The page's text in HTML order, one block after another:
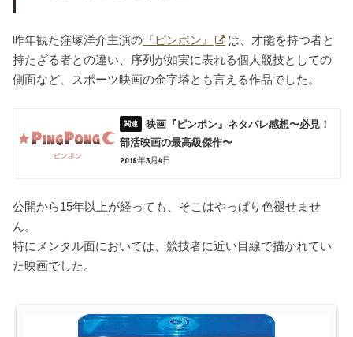
昨年観た窪塚洋介主演の 『ピンポン』
は、才能を持つ者と
持たざる者との違い、序列が如実に表れる個人競技としての
側面など、スポーツ映画の金字塔とも言える作品でした。
映画『ピンポン』ネタバレ感想〜必見！
部活映画の最高級傑作〜
2018年3月4日
公開から15年以上が経っても、そこはやっぱり色褪せませ
ん。
特にメンタル面においては、競技者に近い目線で描かれてい
た映画でした。